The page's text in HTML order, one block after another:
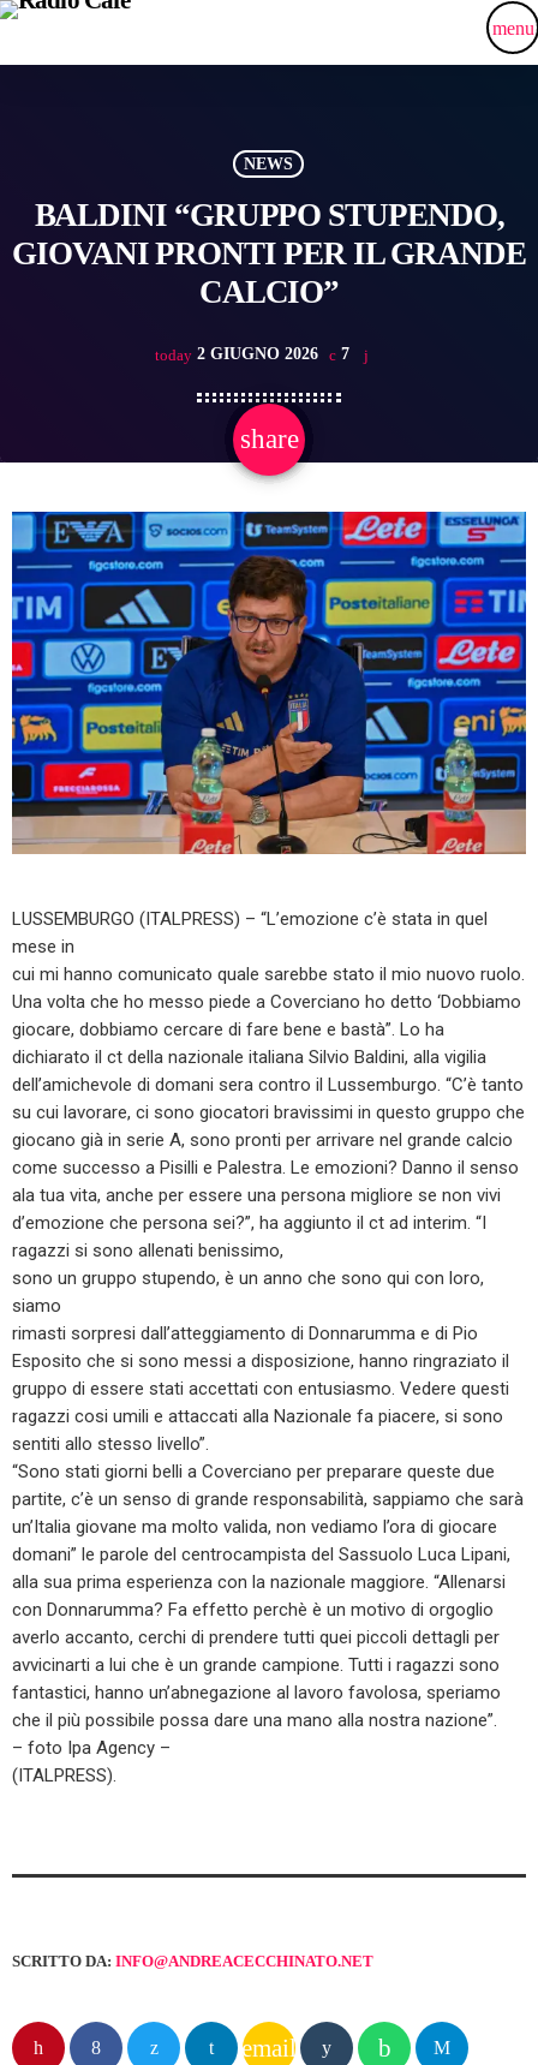
menu
NEWS
BALDINI “GRUPPO STUPENDO,
GIOVANI PRONTI PER IL GRANDE
CALCIO”
today 2 GIUGNO 2026 7
share
email
LUSSEMBURGO (ITALPRESS) – “L’emozione c’è stata in quel
mese in
cui mi hanno comunicato quale sarebbe stato il mio nuovo ruolo.
Una volta che ho messo piede a Coverciano ho detto ‘Dobbiamo
giocare, dobbiamo cercare di fare bene e bastà”. Lo ha
dichiarato il ct della nazionale italiana Silvio Baldini, alla vigilia
dell’amichevole di domani sera contro il Lussemburgo. “C’è tanto
su cui lavorare, ci sono giocatori bravissimi in questo gruppo che
giocano già in serie A, sono pronti per arrivare nel grande calcio
come successo a Pisilli e Palestra. Le emozioni? Danno il senso
ala tua vita, anche per essere una persona migliore se non vivi
d’emozione che persona sei?”, ha aggiunto il ct ad interim. “I
ragazzi si sono allenati benissimo,
sono un gruppo stupendo, è un anno che sono qui con loro,
siamo
rimasti sorpresi dall’atteggiamento di Donnarumma e di Pio
Esposito che si sono messi a disposizione, hanno ringraziato il
gruppo di essere stati accettati con entusiasmo. Vedere questi
ragazzi cosi umili e attaccati alla Nazionale fa piacere, si sono
sentiti allo stesso livello”.
“Sono stati giorni belli a Coverciano per preparare queste due
partite, c’è un senso di grande responsabilità, sappiamo che sarà
un’Italia giovane ma molto valida, non vediamo l’ora di giocare
domani” le parole del centrocampista del Sassuolo Luca Lipani,
alla sua prima esperienza con la nazionale maggiore. “Allenarsi
con Donnarumma? Fa effetto perchè è un motivo di orgoglio
averlo accanto, cerchi di prendere tutti quei piccoli dettagli per
avvicinarti a lui che è un grande campione. Tutti i ragazzi sono
fantastici, hanno un’abnegazione al lavoro favolosa, speriamo
che il più possibile possa dare una mano alla nostra nazione”.
– foto Ipa Agency –
(ITALPRESS).
SCRITTO DA: INFO@ANDREACECCHINATO.NET
email